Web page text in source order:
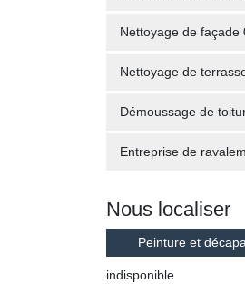
Nettoyage de façade
Nettoyage de
Démoussage de
Entreprise de
Nous localiser
Peinture et
indisponible